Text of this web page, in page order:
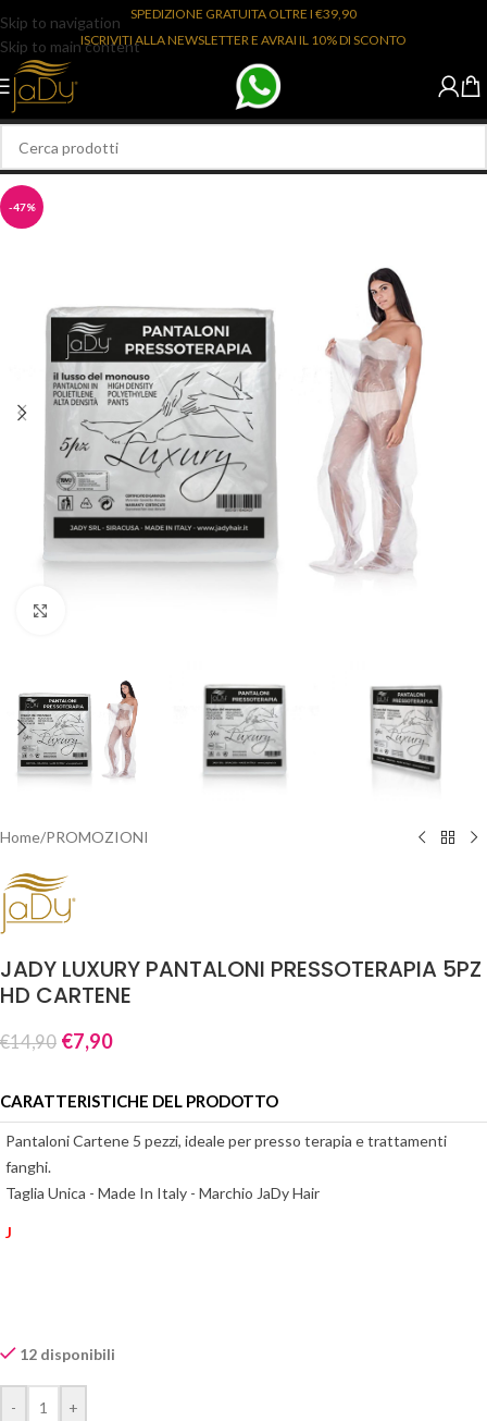
Skip to navigation
Skip to main content
SPEDIZIONE GRATUITA OLTRE I €39,90
ISCRIVITI ALLA NEWSLETTER E AVRAI IL 10% DI SCONTO
-47%
Home/PROMOZIONI
JADY LUXURY PANTALONI PRESSOTERAPIA 5PZ
HD CARTENE
€14,90 €7,90
CARATTERISTICHE DEL PRODOTTO
Pantaloni Cartene 5 pezzi, ideale per presso terapia e trattamenti
fanghi.
Taglia Unica - Made In Italy - Marchio JaDy Hair
J
12 disponibili
- +